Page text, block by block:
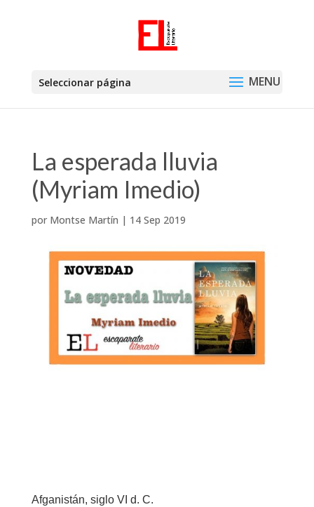
Seleccionar página
La esperada lluvia
(Myriam Imedio)
por Montse Martín | 14 Sep 2019
Afganistán, siglo VI d. C.